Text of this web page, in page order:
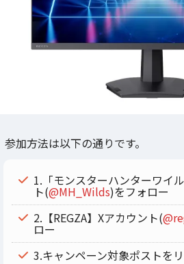
参加方法は以下の通りです。
1.「モンスターハンターワイ
ト(@MH_Wilds)をフォロー
2.【REGZA】Xアカウント(
ロー
3.キャンペーン対象ポストを